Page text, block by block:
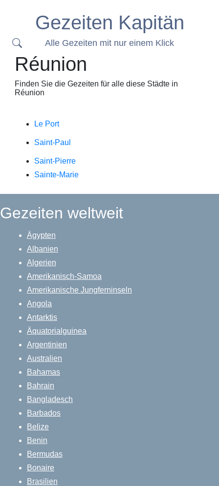
Gezeiten Kapitän
Alle Gezeiten mit nur einem Klick
Réunion
Finden Sie die Gezeiten für alle diese Städte in
Réunion
Le Port
Saint-Paul
Saint-Pierre
Sainte-Marie
Gezeiten weltweit
Ägypten
Albanien
Algerien
Amerikanisch-Samoa
Amerikanische Jungferninseln
Angola
Antarktis
Äquatorialguinea
Argentinien
Australien
Bahamas
Bahrain
Bangladesch
Barbados
Belize
Benin
Bermudas
Bonaire
Brasilien